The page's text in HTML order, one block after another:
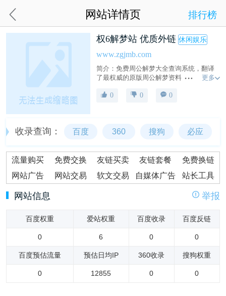
网站详情页 排行榜
权6解梦站 优质外链 休闲娱乐
www.zgjmb.com
简介：免费周公解梦大全查询系统，翻译
了最权威的原版周公解梦资料，拥有最全
广大网友进行免费解梦查询。同时有免费
更多
0 0 0
收录查询： 百度 360 搜狗 必应
流量购买 免费交换 友链买卖 友链套餐
免费换链
网站广告
网站交易 软文交易 自媒体广告 站长工具
网站信息 举报
百度权重 爱站权重 百度收录 百度反链
0 6 0 0
百度预估流量 预估日均IP 360收录 搜狗权重
0 12855 0 0